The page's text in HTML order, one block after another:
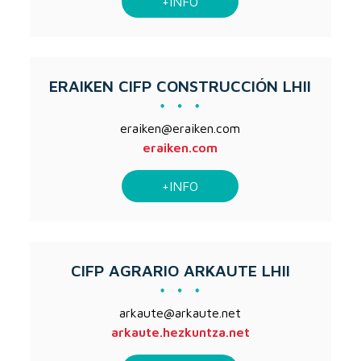
ERAIKEN CIFP CONSTRUCCIÓN LHII
eraiken@eraiken.com
eraiken.com
+INFO
CIFP AGRARIO ARKAUTE LHII
arkaute@arkaute.net
arkaute.hezkuntza.net